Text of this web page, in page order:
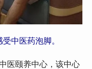
中医药泡脚。
颐养中心，该中心